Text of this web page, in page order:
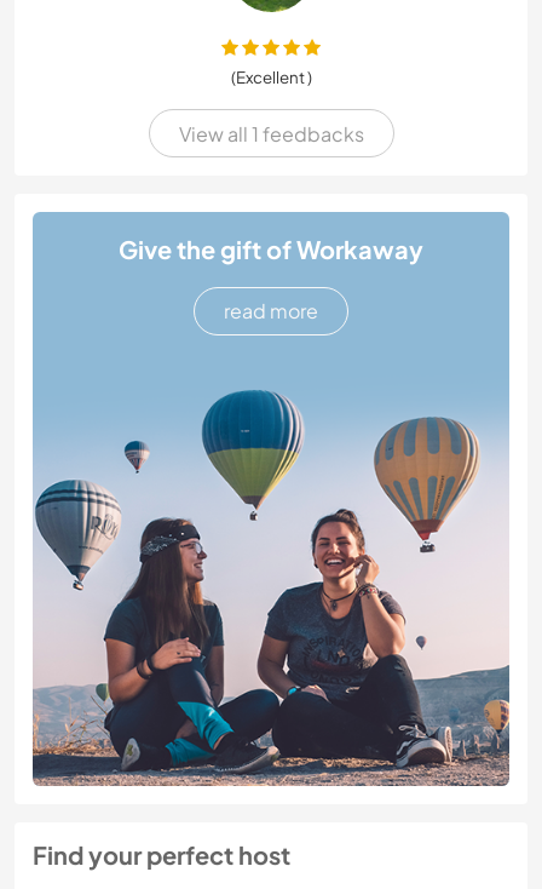
(Excellent )
View all 1 feedbacks
Give the gift of Workaway
read more
Find your perfect host